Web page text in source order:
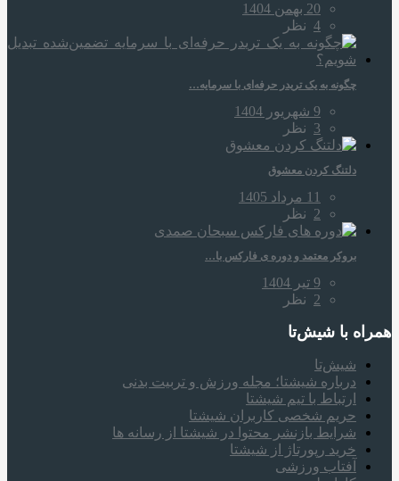
20 بهمن 1404
4 نظر
چگونه به یک تریدر حرفه‌ای با سرمایه…
9 شهریور 1404
3 نظر
دلتنگ کردن معشوق
11 مرداد 1405
2 نظر
بروکر معتمد و دوره‌ ی فارکس با…
9 تیر 1404
2 نظر
همراه‌ با شیش‌تا
شیش‌تا
درباره شیشتا؛ مجله ورزش و تربیت بدنی
ارتباط با تیم شیشتا
حریم شخصی کاربران شیشتا
شرایط بازنشر محتوا در شیشتا از رسانه ها
خرید رپورتاژ از شیشتا
آفتاب ورزشی